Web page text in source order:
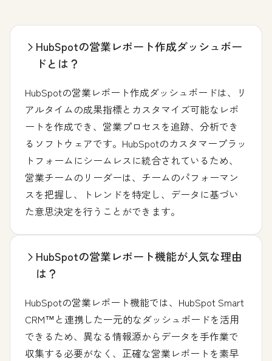
HubSpotの営業レポート作成ダッシュボー
ドとは？
HubSpotの営業レポート作成ダッシュボードは、リ
アルタイムの成果指標とカスタマイズ可能なレポ
ートを作成でき、営業プロセスを追跡、分析でき
るソフトウェアです。HubSpotのカスタマープラッ
トフォームにシームレスに統合されているため、
営業チームのリーダーは、チームのパフォーマン
スを把握し、トレンドを特定し、データに基づい
た意思決定を行うことができます。
HubSpotの営業レポート機能が人気な理由
は？
HubSpotの営業レポート機能では、HubSpot Smart
CRM™と連携した一元的なダッシュボードを活用
できるため、異なる情報源からデータを手作業で
収集する必要がなく、正確な営業レポートを素早